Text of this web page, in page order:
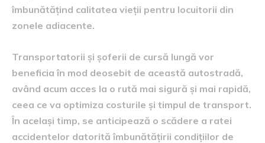
îmbunătățind calitatea vieții pentru locuitorii din
zonele adiacente.
Transportatorii și șoferii de cursă lungă vor
beneficia în mod deosebit de această autostradă,
având acum acces la o rută mai sigură și mai rapidă,
ceea ce va optimiza costurile și timpul de transport.
În același timp, se anticipează o scădere a ratei
accidentelor datorită îmbunătățirii condițiilor de